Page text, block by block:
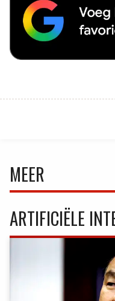
MEER
ARTIFICIËLE